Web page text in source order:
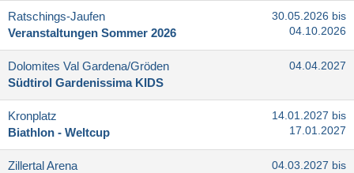
Ratschings-Jaufen
Veranstaltungen Sommer 2026
30.05.2026 bis
04.10.2026
Dolomites Val Gardena/​Gröden
Südtirol Gardenissima KIDS
04.04.2027
Kronplatz
Biathlon - Weltcup
14.01.2027 bis
17.01.2027
Zillertal Arena
04.03.2027 bis